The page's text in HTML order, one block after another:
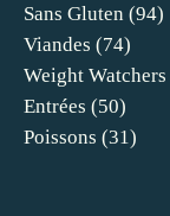
Sans Gluten (94)
Viandes (74)
Weight Watchers
Entrées (50)
Poissons (31)